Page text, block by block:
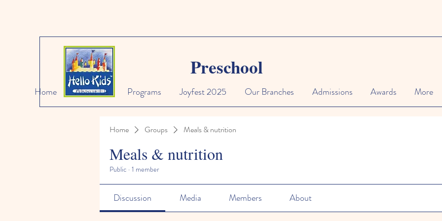
Preschool
Home About Us Programs Joyfest 2025 Our Branches Admissions Awards More
Home Groups Meals & nutrition
Meals & nutrition
Public · 1 member
Discussion Media Members About